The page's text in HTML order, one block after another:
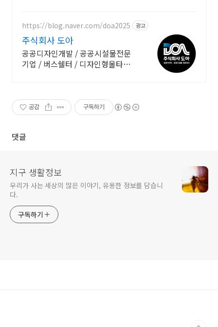
https://blog.naver.com/doa2025 광고
주식회사 도아
공공디자인개발 / 공공시설물전문
기업 / 버스쉘터 / 디자인형울타리 /
공감 구독하기
댓글
지구 생활정보
우리가 사는 세상의 많은 이야기, 유용한 정보를 담습니
다.
구독하기